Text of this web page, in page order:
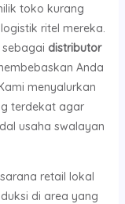
toko kurang
ritel mereka.
distributor
Anda
menyalurkan
terdekat agar
usaha swalayan
retail lokal
di area yang